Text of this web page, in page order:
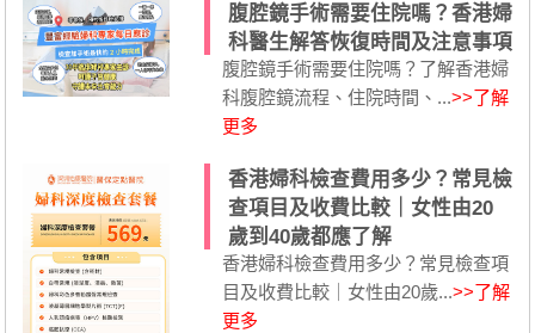
腹腔鏡手術需要住院嗎？香港婦
科醫生解答恢復時間及注意事項
腹腔鏡手術需要住院嗎？了解香港婦
科腹腔鏡流程、住院時間、...>>了解
更多
香港婦科檢查費用多少？常見檢
查項目及收費比較｜女性由20
歲到40歲都應了解
香港婦科檢查費用多少？常見檢查項
目及收費比較｜女性由20歲...>>了解
更多